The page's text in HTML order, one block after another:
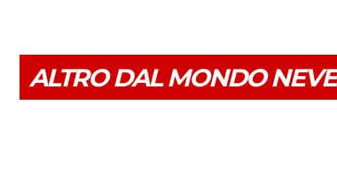
ALTRO DAL MONDO NEVE